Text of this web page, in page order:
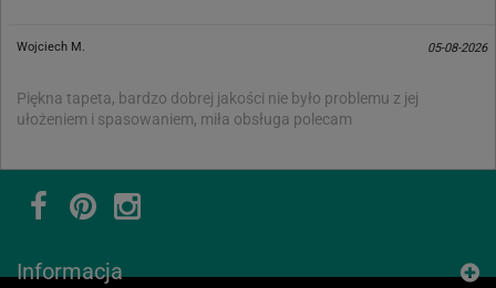
Wojciech M. 05-08-2026
Piękna tapeta, bardzo dobrej jakości nie było problemu z jej
ułożeniem i spasowaniem, miła obsługa polecam
Informacja